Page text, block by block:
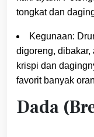
tongkat dan
Kegunaan:
digoreng,
krispi dan
favorit banyak
Dada